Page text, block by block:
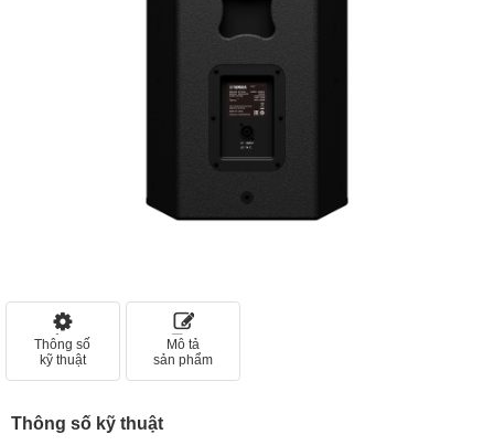
Thông số
kỹ thuật
Mô tả
sản phẩm
Thông số kỹ thuật